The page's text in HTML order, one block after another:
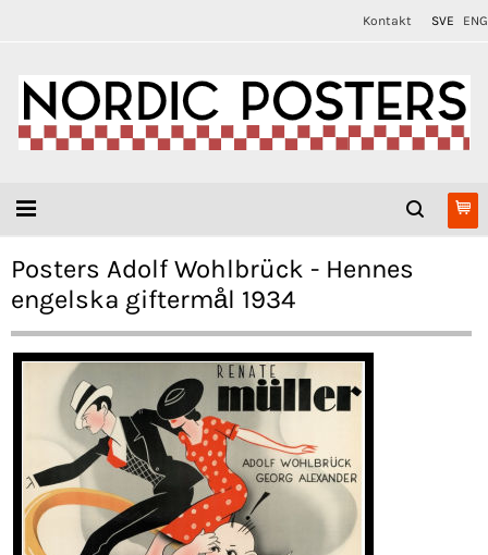
Kontakt SVE ENG
Posters Adolf Wohlbrück - Hennes
engelska giftermål 1934